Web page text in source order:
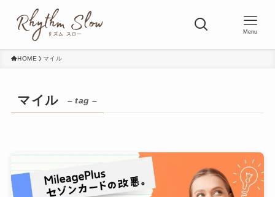
Menu
HOME マイル
マイル – tag –